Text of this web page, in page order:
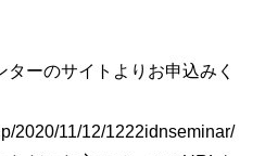
ーのサイトよりお申込みく
2020/11/12/1222idnseminar/